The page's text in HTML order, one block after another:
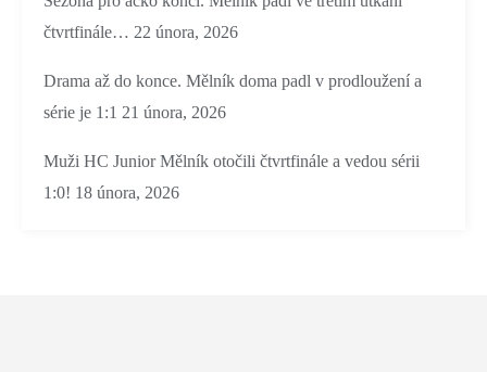
čtvrtfinále… 22 února, 2026
Drama až do konce. Mělník doma padl v prodloužení a
série je 1:1 21 února, 2026
Muži HC Junior Mělník otočili čtvrtfinále a vedou sérii
1:0! 18 února, 2026